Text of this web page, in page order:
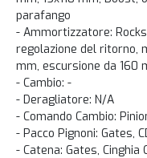
parafango
- Ammortizzatore:
regolazione del ritorno,
mm, escursione da 160
- Cambio: -
- Deragliatore: N/A
- Comando Cambio:
- Pacco Pignoni: Gates,
- Catena: Gates,